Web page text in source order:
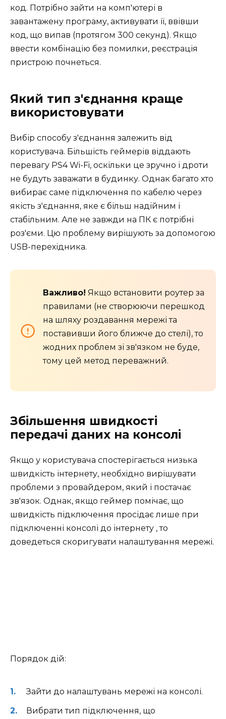
код. Потрібно зайти на комп'ютері в
завантажену програму, активувати її, ввівши
код, що випав (протягом 300 секунд). Якщо
ввести комбінацію без помилки, реєстрація
пристрою почнеться.
Який тип з'єднання краще
використовувати
Вибір способу з'єднання залежить від
користувача. Більшість геймерів віддають
перевагу PS4 Wi-Fi, оскільки це зручно і дроти
не будуть заважати в будинку. Однак багато хто
вибирає саме підключення по кабелю через
якість з'єднання, яке є більш надійним і
стабільним. Але не завжди на ПК є потрібні
роз'єми. Цю проблему вирішують за допомогою
USB-перехідника.
Важливо! Якщо встановити роутер за
правилами (не створюючи перешкод
на шляху роздавання мережі та
поставивши його ближче до стелі), то
жодних проблем зі зв'язком не буде,
тому цей метод переважний.
Збільшення швидкості
передачі даних на консолі
Якщо у користувача спостерігається низька
швидкість інтернету, необхідно вирішувати
проблеми з провайдером, який і постачає
зв'язок. Однак, якщо геймер помічає, що
швидкість підключення просідає лише при
підключенні консолі до інтернету , то
доведеться скоригувати налаштування мережі.
Порядок дій:
Зайти до налаштувань мережі на консолі.
Вибрати тип підключення, що